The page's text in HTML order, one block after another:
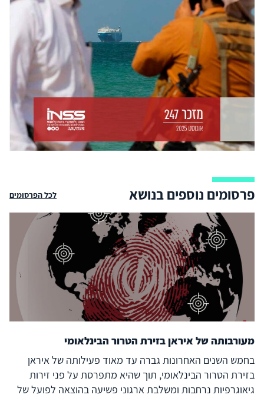
פרסומים נוספים בנושא לכל הפרסומים
מעורבותה של איראן בזירת הטרור הבינלאומי
בחמש השנים האחרונות גברה עד מאוד פעילותה של איראן
בזירת הטרור הבינלאומי, תוך שהיא מתפרסת על פני זירות
גיאוגרפיות נרחבות ומשלבת ארגוני פשיעה בהוצאה לפועל של